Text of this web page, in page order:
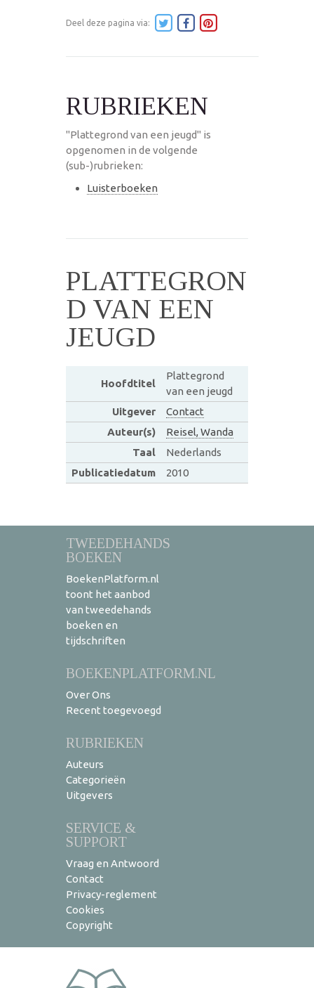
Deel deze pagina via:
RUBRIEKEN
"Plattegrond van een jeugd" is
opgenomen in de volgende
(sub-)rubrieken:
Luisterboeken
PLATTEGRON
D VAN EEN
JEUGD
Hoofdtitel
Plattegrond
van een jeugd
Uitgever
Contact
Auteur(s)
Reisel, Wanda
Taal
Nederlands
Publicatiedatum
2010
TWEEDEHANDS
BOEKEN
BoekenPlatform.nl
toont het aanbod
van tweedehands
boeken en
tijdschriften
BOEKENPLATFORM.NL
Over Ons
Recent toegevoegd
RUBRIEKEN
Auteurs
Categorieën
Uitgevers
SERVICE &
SUPPORT
Vraag en Antwoord
Contact
Privacy-reglement
Cookies
Copyright